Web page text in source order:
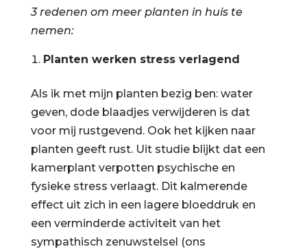
3 redenen om meer planten in huis te
nemen:
Planten werken stress verlagend
Als ik met mijn planten bezig ben: water
geven, dode blaadjes verwijderen is dat
voor mij rustgevend. Ook het kijken naar
planten geeft rust. Uit studie blijkt dat een
kamerplant verpotten psychische en
fysieke stress verlaagt. Dit kalmerende
effect uit zich in een lagere bloeddruk en
een verminderde activiteit van het
sympathisch zenuwstelsel (ons